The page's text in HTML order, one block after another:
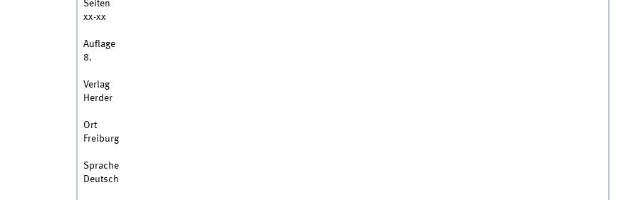
Seiten
xx-xx
Auflage
8.
Verlag
Herder
Ort
Freiburg
Sprache
Deutsch